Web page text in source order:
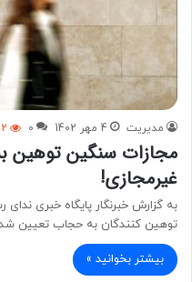
مدیریت 4 مهر 1402 0
مجازات سنگین توهین
غیرمجازی!
توهین کنندگان به حجاب تعیین
بیشتر بخوانید »